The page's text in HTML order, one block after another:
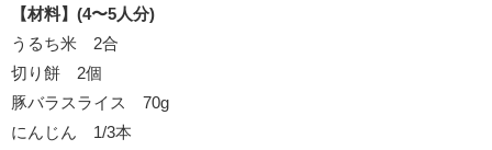
【材料】(4〜5人分)
うるち米 2合
切り餅 2個
豚バラスライス 70g
にんじん 1/3本